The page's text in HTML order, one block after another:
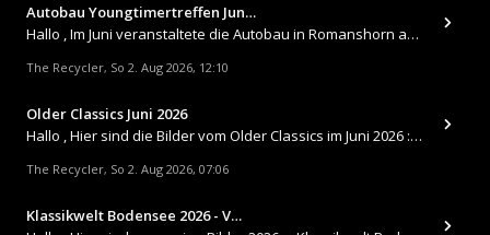
Autobau Youngtimertreffen Jun…
Hallo , Im Juni veranstaltete die Autobau in Romanshorn auf ihrem Gelände ein kleines Youngtimertreffen : https://up.
The Recycler, So 2. Aug 2026, 12:10
Older Classics Juni 2026
​Hallo , Hier sind die Bilder vom Older Classics im Juni 2026 : https://up.picr.de/51155940wd.jpg https://up.pic
The Recycler, So 2. Aug 2026, 07:06
Klassikwelt Bodensee 2026 - V…